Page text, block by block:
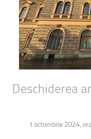
Deschiderea
1 octombrie 2024,